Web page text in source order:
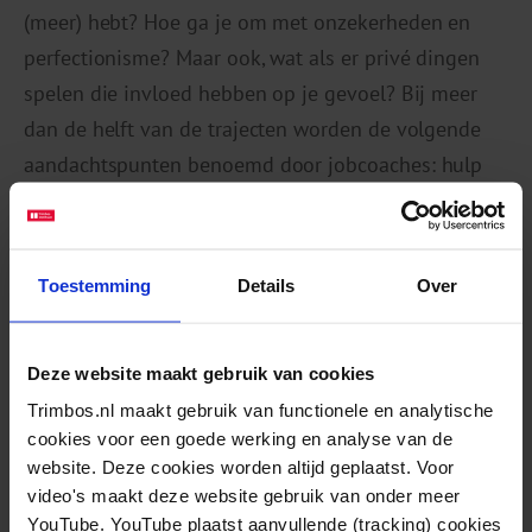
Toestemming Details Over
Deze website maakt gebruik van cookies
Trimbos.nl maakt gebruik van functionele en analytische
cookies voor een goede werking en analyse van de
website. Deze cookies worden altijd geplaatst. Voor
video's maakt deze website gebruik van onder meer
YouTube. YouTube plaatst aanvullende (tracking) cookies
(meer) hebt? Hoe ga je om met onzekerheden en
perfectionisme? Maar ook, wat als er privé dingen
spelen die invloed hebben op je gevoel? Bij meer
dan de helft van de trajecten worden de volgende
aandachtspunten benoemd door jobcoaches: hulp
vragen wanneer nodig, balans werk en privéleven,
overzicht houden en omgang met anderen, zoals
Wat me intrigeert in het onderzoek is dat dit
enerzijds onderwerpen en aandachtspunten zijn
waar élke werknemer – ongeacht de mate van
kwetsbaarheden – mee te maken heeft. Het zijn